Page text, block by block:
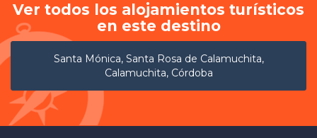
Ver todos los alojamientos turísticos
en este destino
Santa Mónica, Santa Rosa de Calamuchita,
Calamuchita, Córdoba